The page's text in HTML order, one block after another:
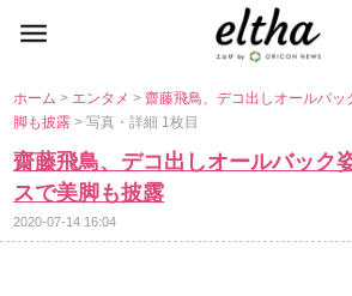
ホーム> エンタメ>齋藤飛鳥、デコ出しオールバ
脚も披露> 写真・詳細 1枚目
齋藤飛鳥、デコ出しオールバッ
スで美脚も披露
2020-07-14 16:04